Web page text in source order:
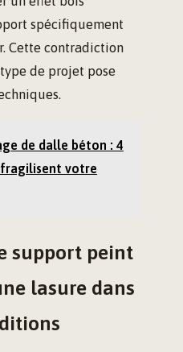
spécifiquement
Cette contradiction
de projet pose
de dalle béton : 4
fragilisent votre
support peint
lasure dans